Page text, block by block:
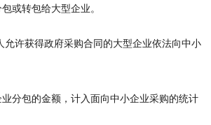
或转包给大型企业。
许获得政府采购合同的大型企业依法向中小
包的金额，计入面向中小企业采购的统计